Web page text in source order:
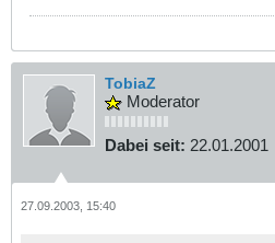
TobiaZ
Moderator
Dabei seit: 22.01.2001
27.09.2003, 15:40